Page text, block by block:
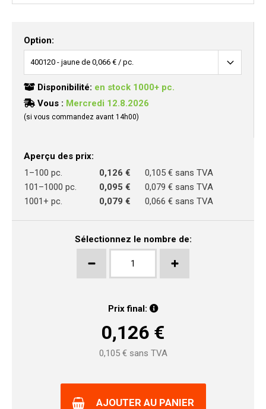
Option:
Disponibilité: en stock 1000+ pc.
Vous : Mercredi 12.8.2026
(si vous commandez avant 14h00)
Aperçu des prix:
1–100 pc.
0,126 €
0,105 € sans TVA
101–1000 pc.
0,095 €
0,079 € sans TVA
1001+ pc.
0,079 € 0,066 € sans TVA
Sélectionnez le nombre de:
Prix final:
0,126 €
0,105€ sans TVA
AJOUTER AU PANIER